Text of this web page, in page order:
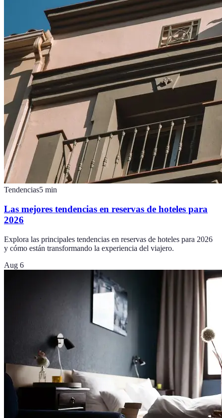
Tendencias5 min
Las mejores tendencias en reservas de hoteles para
2026
Explora las principales tendencias en reservas de hoteles para 2026
y cómo están transformando la experiencia del viajero.
Aug 6